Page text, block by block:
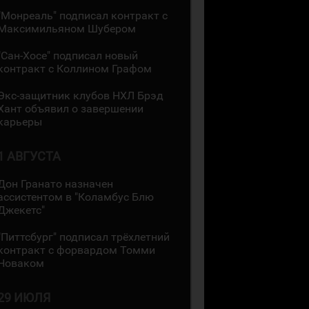
подписал контракт с
Шубером
Хосе" подписал новый
с Коллином Графом
защитник клубов НХЛ Брэд
объявил о завершении
АВГУСТА
Гранато назначен
в "Коламбус Блю
подписал трёхлетний
с форвардом Томми
ИЮЛЯ